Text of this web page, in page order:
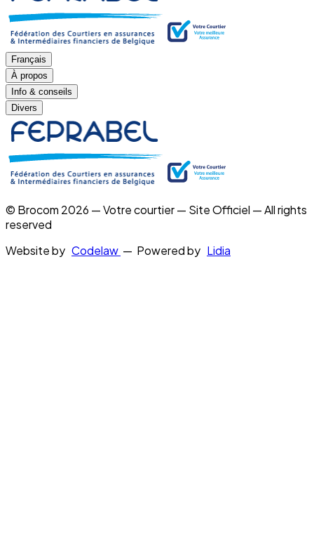
Français
À propos
Info & conseils
Divers
© Brocom 2026 — Votre courtier — Site Officiel — All rights
reserved
Website by Codelaw — Powered by Lidia